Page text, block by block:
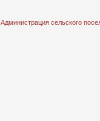
Администрация сельского